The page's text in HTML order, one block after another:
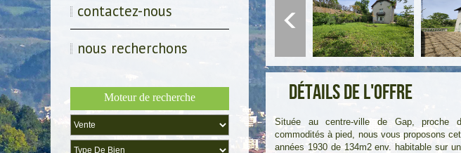
contactez-nous
nous recherchons
Moteur de recherche Détails de l'offre
Située au centre-ville de Gap, proche
commodités à pied, nous vous proposons
années 1930 de 134m2 env. habitable sur